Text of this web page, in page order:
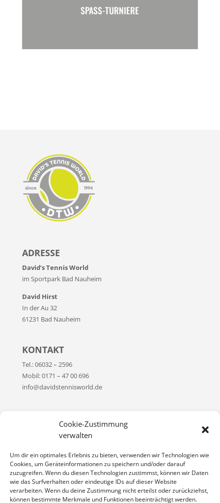
Cookie-Zustimmung
verwalten
Um dir ein optimales Erlebnis zu bieten, verwenden wir Technologien wie
Cookies, um Geräteinformationen zu speichern und/oder darauf
zuzugreifen. Wenn du diesen Technologien zustimmst, können wir Daten
wie das Surfverhalten oder eindeutige IDs auf dieser Website
verarbeiten. Wenn du deine Zustimmung nicht erteilst oder zurückziehst,
können bestimmte Merkmale und Funktionen beeinträchtigt werden.
SPASS-TURNIERE
ADRESSE
David’s Tennis World
im Sportpark Bad Nauheim
David Hirst
In der Au 32
61231 Bad Nauheim
KONTAKT
Tel.: 06032 – 2596
Mobil: 0171 – 47 00 696
info@davidstennisworld.de
Datenschutzerklärung
Cookie-Richtlinie (EU)